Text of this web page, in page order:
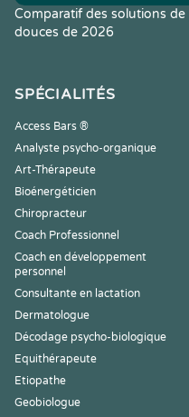
Comparatif des solutions
douces de 2026
SPÉCIALITÉS
Access Bars ®
Analyste psycho-organique
Art-Thérapeute
Bioénergéticien
Chiropracteur
Coach Professionnel
Coach en développement
personnel
Consultante en lactation
Dermatologue
Décodage psycho-biologique
Equithérapeute
Etiopathe
Geobiologue